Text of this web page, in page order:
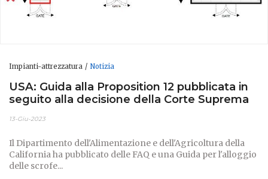
Impianti-attrezzatura Notizia
USA: Guida alla Proposition 12 pubblicata in
seguito alla decisione della Corte Suprema
13-Giu-2023
Il Dipartimento dell'Alimentazione e dell'Agricoltura della
California ha pubblicato delle FAQ e una Guida per l'alloggio
delle scrofe...